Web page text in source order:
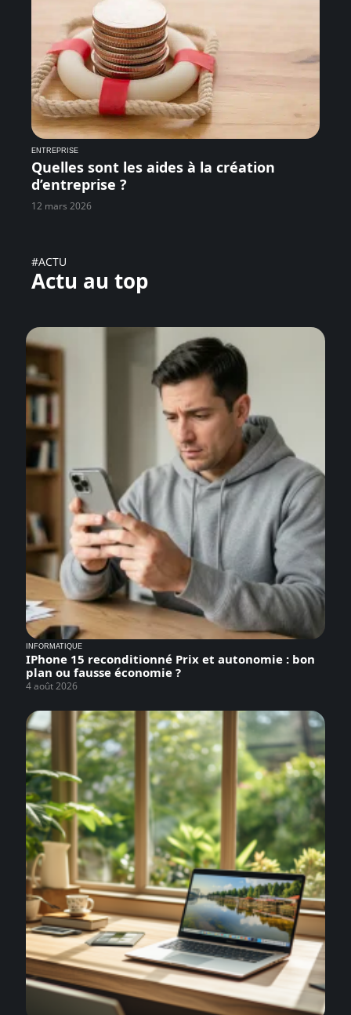
ENTREPRISE
Quelles sont les aides à la création
d’entreprise ?
12 mars 2026
#ACTU
Actu au top
INFORMATIQUE
IPhone 15 reconditionné Prix et autonomie : bon
plan ou fausse économie ?
4 août 2026